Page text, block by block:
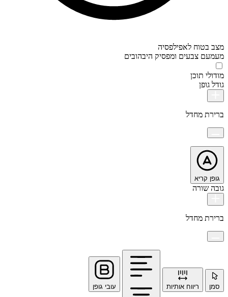
מצב בטוח לאפילפסיה
מעמעם צבעים ומפסיק היבהובים
מודולי תוכן
גודל גופן
ברירת מחדל
גופן קריא
גובה שורה
ברירת מחדל
סמן ריווח אותיות עובי גופן